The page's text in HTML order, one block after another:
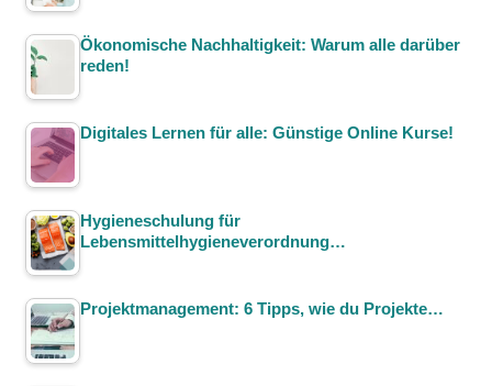
Ökonomische Nachhaltigkeit: Warum alle darüber
reden!
Digitales Lernen für alle: Günstige Online Kurse!
Hygieneschulung für
Lebensmittelhygieneverordnung…
Projektmanagement: 6 Tipps, wie du Projekte…